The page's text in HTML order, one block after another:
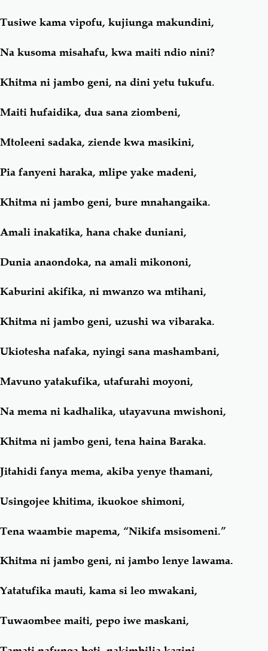
Tusiwe kama vipofu, kujiunga makundini,
Na kusoma misahafu, kwa maiti ndio nini?
Khitma ni jambo geni, na dini yetu tukufu.
Maiti hufaidika, dua sana ziombeni,
Mtoleeni sadaka, ziende kwa masikini,
Pia fanyeni haraka, mlipe yake madeni,
Khitma ni jambo geni, bure mnahangaika.
Amali inakatika, hana chake duniani,
Dunia anaondoka, na amali mikononi,
Kaburini akifika, ni mwanzo wa mtihani,
Khitma ni jambo geni, uzushi wa vibaraka.
Ukiotesha nafaka, nyingi sana mashambani,
Mavuno yatakufika, utafurahi moyoni,
Na mema ni kadhalika, utayavuna mwishoni,
Khitma ni jambo geni, tena haina Baraka.
Jitahidi fanya mema, akiba yenye thamani,
Usingojee khitima, ikuokoe shimoni,
Tena waambie mapema, “Nikifa msisomeni.”
Khitma ni jambo geni, ni jambo lenye lawama.
Yatatufika mauti, kama si leo mwakani,
Tuwaombee maiti, pepo iwe maskani,